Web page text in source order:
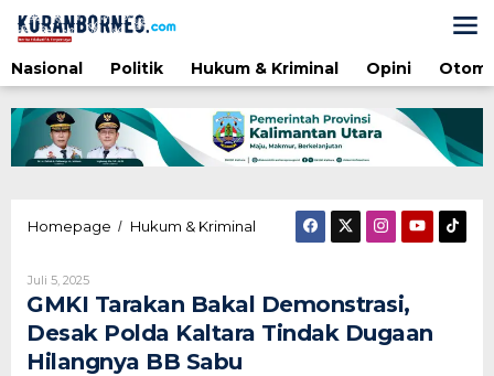
konten
Nasional
Politik Hukum & Kriminal Opini
Homepage / Hukum & Kriminal
Tarakan
Desak
Polda
Kaltara
Juli 5, 2025Oleh
Redaksi
GMKI Tarakan Bakal Demonstrasi,
Desak Polda Kaltara Tindak Dugaan
Hilangnya BB Sabu